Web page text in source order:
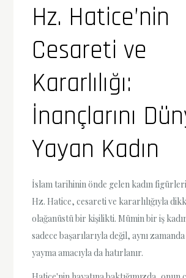
Hz. Hatice’nin
Cesareti ve
Kararlılığı:
İnançlarını
Yayan Kadın
İslam tarihinin önde gelen kadın
Hz. Hatice, cesareti ve kararlılığıyla
olağanüstü bir kişilikti. Mümin bir iş
sadece başarılarıyla değil, aynı zamanda
yayma amacıyla da hatırlanır.